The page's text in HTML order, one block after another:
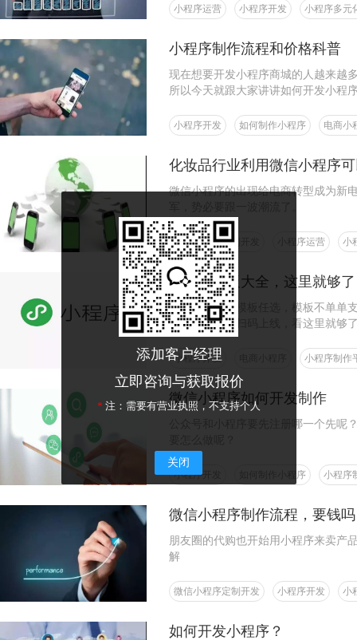
小程序运营 小程序开发 小程序多元
小程序制作流程和价格科普
现在想要开发小程序商城的人越来越
所以今天就跟大家讲讲如何开发小程
小程序开发 如何制作小程序 电商小
化妆品行业利用微信小程序
微信小程序的出现给电商转型成为新
微信小程序定制开发 小程序运营 小
小程序模板大全，这里就够了
上千套小程序模板任选，模板不单单
键选用，极速扫码上线，看这里就够
小程序开发 小程序制作
微信小程序如何开发制作
公众号和小程序要先注册哪一个先呢
小程序开发 如何制作小程序 小程序
微信小程序制作流程，要钱
朋友圈的代购也开始用小程序来卖产
解
微信小程序定制开发 小程序开发 小
如何开发小程序？
添加客户经理
立即咨询与获取报价
* 注：需要有营业执照，不支持个人
关闭